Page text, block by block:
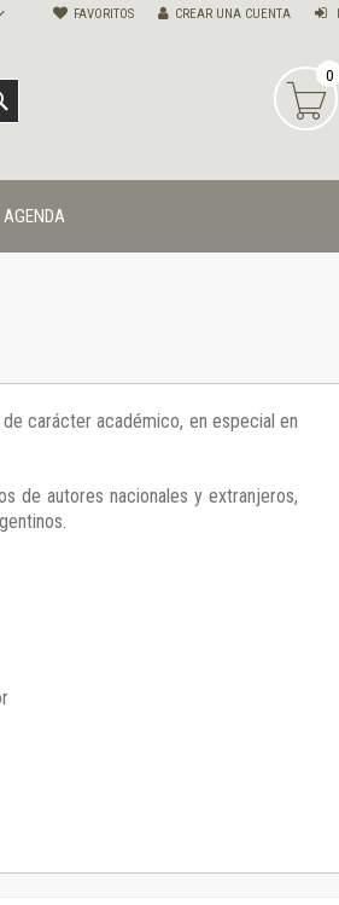
FAVORITOS CREAR UNA CUENTA
0
AGENDA
carácter académico, en especial en
de autores nacionales y extranjeros,